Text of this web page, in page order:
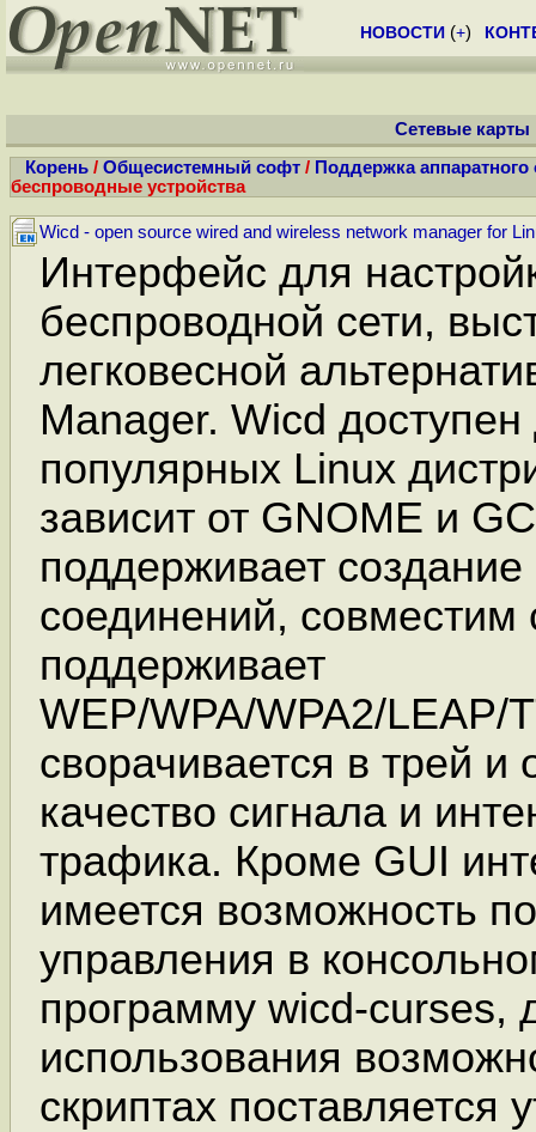
НОВОСТИ (+)
Сетевые карты
Корень / Общесистемный софт / Поддержка аппаратного
беспроводные устройства
Wicd - open source wired and wireless network manager for
Интерфейс для
беспроводной сети,
легковесной
Manager. Wicd доступен
популярных Linux
зависит от GNOME и
поддерживает
соединений, совместим
поддерживает
WEP/WPA/WPA2/LEAP/
сворачивается в трей и
качество сигнала и
трафика. Кроме GUI
имеется возможность
управления в
программу wicd-curses,
использования
скриптах поставляется